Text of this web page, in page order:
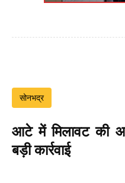
सोनभद्र
आटे में मिलावट की
बड़ी कार्रवाई